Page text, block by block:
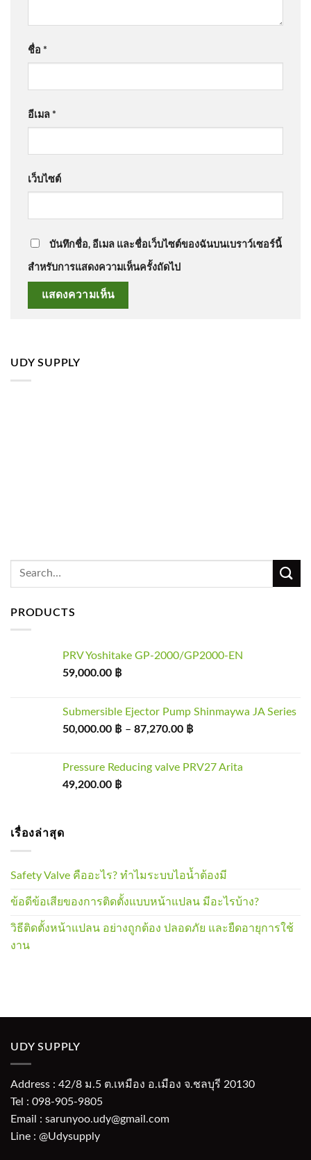
ชื่อ *
อีเมล *
เว็บไซต์
บันทึกชื่อ, อีเมล และชื่อเว็บไซต์ของฉันบนเบราว์เซอร์นี้
สำหรับการแสดงความเห็นครั้งถัดไป
UDY SUPPLY
Search
PRODUCTS
PRV Yoshitake GP-2000/GP2000-EN
59,000.00 ฿
Submersible Ejector Pump Shinmaywa JA Series
50,000.00 ฿ – 87,270.00 ฿
Pressure Reducing valve PRV27 Arita
49,200.00 ฿
เรื่องล่าสุด
Safety Valve คืออะไร? ทำไมระบบไอน้ำต้องมี
ข้อดีข้อเสียของการติดตั้งแบบหน้าแปลน มีอะไรบ้าง?
วิธีติดตั้งหน้าแปลน อย่างถูกต้อง ปลอดภัย และยืดอายุการใช้
งาน
UDY SUPPLY
Address : 42/8 ม.5 ต.เหมือง อ.เมือง จ.ชลบุรี 20130
Tel : 098-905-9805
Email : sarunyoo.udy@gmail.com
Line : @Udysupply